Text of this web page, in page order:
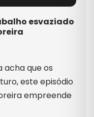
esvaziado
acha que os
este episódio
empreende